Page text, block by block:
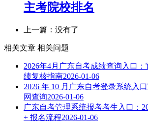
主考院校排名
上一篇：没有了
相关文章 相关问题
2026年4月广东自考成绩查询入口
绩复核指南2026-01-06
2026 年 10 月广东自考登录系统入
网查询2026-01-06
广东自考管理系统报考考生入口：
+ 报名流程2026-01-06